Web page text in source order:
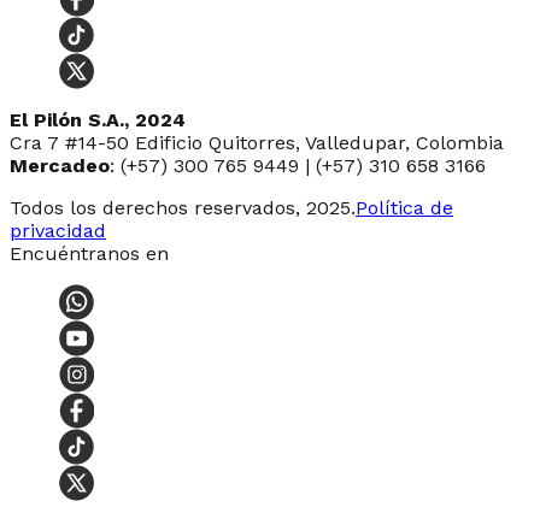
El Pilón S.A., 2024
Cra 7 #14-50 Edificio Quitorres, Valledupar, Colombia
Mercadeo: (+57) 300 765 9449 | (+57) 310 658 3166
Todos los derechos reservados, 2025.Política de
privacidad
Encuéntranos en